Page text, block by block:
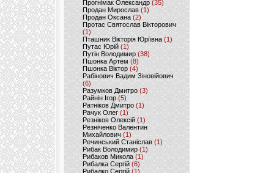
Прогнімак Олександр(35)
Продан Мирослав(1)
Продан Оксана (2)
Протас Святослав Вікторович
(1)
Пташник Вікторія Юріївна (1)
Путас Юрій (1)
Путін Володимир(38)
Пшонка Артем (8)
Пшонка Віктор(4)
Рабінович Вадим Зіновійович
(6)
Разумков Дмитро (3)
Райнін Ігор(5)
Ратніков Дмитро (1)
Рачук Олег (1)
Резніков Олексій(1)
Резніченко Валентин
Михайлович (1)
Речинський Станіслав (1)
Рибак Володимир(1)
Рибаков Микола(1)
Рибалка Сергій (6)
Рибалко Сергій (1)